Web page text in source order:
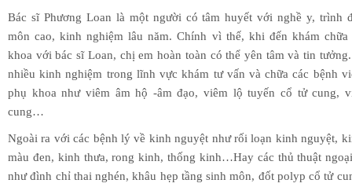
Bác sĩ Phương Loan là một người có tâm huyết với nghề y, trình
môn cao, kinh nghiệm lâu năm. Chính vì thế, khi đến khám chữa
khoa với bác sĩ Loan, chị em hoàn toàn có thể yên tâm và tin
nhiều kinh nghiệm trong lĩnh vực khám tư vấn và chữa các bệnh
phụ khoa như viêm âm hộ -âm đạo, viêm lộ tuyến cổ tử cung,
cung…
Ngoài ra với các bệnh lý về kinh nguyệt như rối loạn kinh nguyệt,
màu đen, kinh thưa, rong kinh, thống kinh…Hay các thủ thuật
như đình chỉ thai nghén, khâu hẹp tầng sinh môn, đốt polyp cổ tử